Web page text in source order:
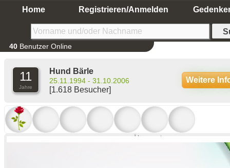
Home Registrieren/Anmelden
40 Benutzer Online
11
Jahre
Hund Bärle
25.11.1994 - 31.10.2006
[1.618 Besucher]
Weitere
Ältere anzeigen